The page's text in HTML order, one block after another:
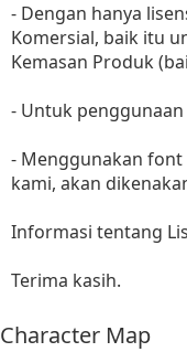
- Dengan hanya
Komersial, baik itu
Kemasan Produk
- Untuk
- Menggunakan font
kami, akan
Informasi tentang
Terima kasih.
Character Map